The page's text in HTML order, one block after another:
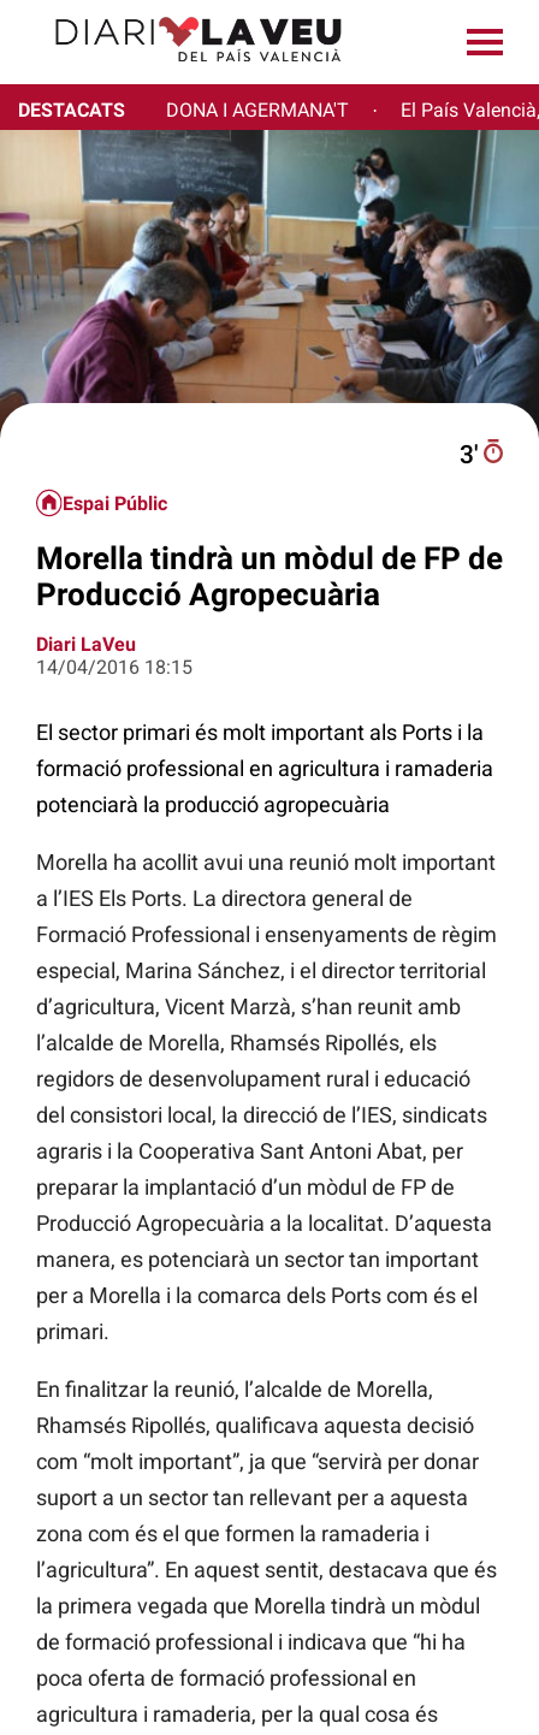
DESTACATS DONA I AGERMANA'T · El País
3′
Espai Públic
Morella tindrà un mòdul de FP de
Producció Agropecuària
Diari LaVeu
14/04/2016 18:15
El sector primari és molt important als Ports i la
formació professional en agricultura i ramaderia
potenciarà la producció agropecuària
Morella ha acollit avui una reunió molt important
a l’IES Els Ports. La directora general de
Formació Professional i ensenyaments de règim
especial, Marina Sánchez, i el director territorial
d’agricultura, Vicent Marzà, s’han reunit amb
l’alcalde de Morella, Rhamsés Ripollés, els
regidors de desenvolupament rural i educació
del consistori local, la direcció de l’IES, sindicats
agraris i la Cooperativa Sant Antoni Abat, per
preparar la implantació d’un mòdul de FP de
Producció Agropecuària a la localitat. D’aquesta
manera, es potenciarà un sector tan important
per a Morella i la comarca dels Ports com és el
primari.
En finalitzar la reunió, l’alcalde de Morella,
Rhamsés Ripollés, qualificava aquesta decisió
com “molt important”, ja que “servirà per donar
suport a un sector tan rellevant per a aquesta
zona com és el que formen la ramaderia i
l’agricultura”. En aquest sentit, destacava que és
la primera vegada que Morella tindrà un mòdul
de formació professional i indicava que “hi ha
poca oferta de formació professional en
agricultura i ramaderia, per la qual cosa és